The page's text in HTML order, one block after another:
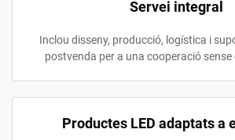
Servei integral
Inclou disseny, producció, logística i
postvenda per a una cooperació
Productes LED adaptats a